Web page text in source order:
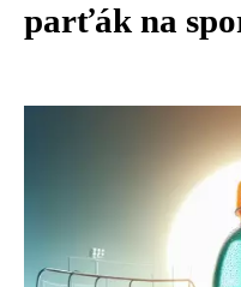
parťák na